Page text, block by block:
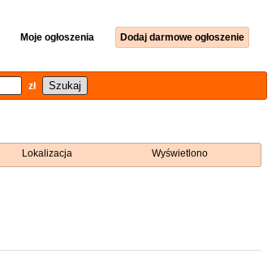
Moje ogłoszenia Dodaj darmowe ogłoszenie
zł
Lokalizacja Wyświetlono